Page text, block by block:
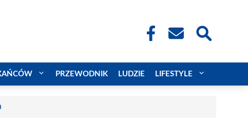
PRZEWODNIK LUDZIE LIFESTYLE